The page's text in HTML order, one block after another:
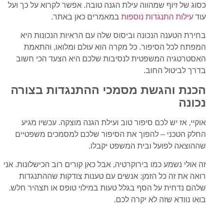
כסוג של זיוף שמהווה עילת הגנה טובה. אפשר לקרוא על כך ועל
עוד עילות התנגדות נוספות במאמרים כאן באתר.
בחירת הטענה הנכונה וביסוס שלה עם הראיות הנכונות היא
המפתח לכל הסיפור. כל מקרה הוא עולם ומלואו, והתאמת
האסטרטגיה המשפטית לנסיבות שלכם היא הצעד הכי חשוב
בדרך לביטול החוב.
הכנת והגשת מסמכי ההתנגדות בצורה
נכונה
אוקיי, אז יש לכם סיפור טוב ועילת הגנה מוצקה. עכשיו מגיע
החלק הטכני – להפוך את הסיפור שלכם למסמכים משפטיים
שההוצאה לפועל ובית המשפט יקבלו.
זה אולי נשמע כמו בירוקרטיה, אבל כאן קורים רוב הכישלונות. אני
רואה את זה כל הזמן: אנשים עם טענות צודקות שההתנגדות
שלהם נדחית על הסף בגלל טעות במילוי טופס או תצהיר חלש.
בואו נוודא שזה לא יקרה לכם.